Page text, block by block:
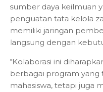
sumber daya keilmuan
penguatan tata kelola
memiliki jaringan
langsung dengan
“Kolaborasi ini
berbagai program yang
mahasiswa, tetapi juga